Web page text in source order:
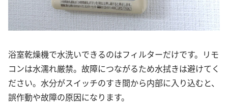
浴室乾燥機で水洗いできるのはフィルターだけです。リモ
コンは水濡れ厳禁。故障につながるため水拭きは避けてく
ださい。水分がスイッチのすき間から内部に入り込むと、
誤作動や故障の原因になります。